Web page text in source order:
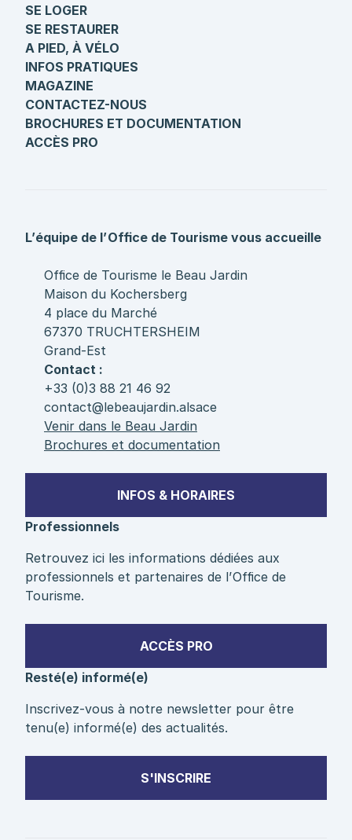
SE LOGER
SE RESTAURER
A PIED, À VÉLO
INFOS PRATIQUES
MAGAZINE
CONTACTEZ-NOUS
BROCHURES ET DOCUMENTATION
ACCÈS PRO
L’équipe de l’Office de Tourisme vous accueille
Office de Tourisme le Beau Jardin
Maison du Kochersberg
4 place du Marché
67370 TRUCHTERSHEIM
Grand-Est
Contact :
+33 (0)3 88 21 46 92
contact@lebeaujardin.alsace
Venir dans le Beau Jardin
Brochures et documentation
INFOS & HORAIRES
Professionnels
Retrouvez ici les informations dédiées aux
professionnels et partenaires de l’Office de
Tourisme.
ACCÈS PRO
Resté(e) informé(e)
Inscrivez-vous à notre newsletter pour être
tenu(e) informé(e) des actualités.
S'INSCRIRE